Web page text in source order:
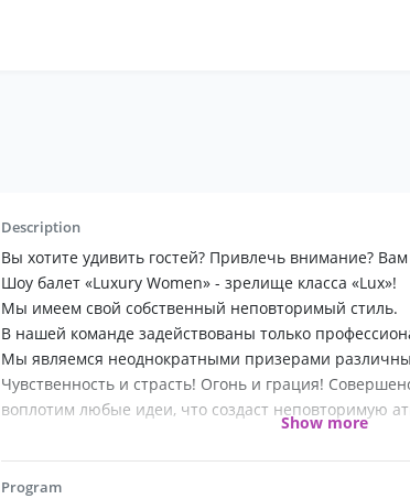
Description
Вы хотите удивить гостей? Привлечь внимание?
Шоу балет «Luxury Women» - зрелище класса «Lux»!
Мы имеем свой собственный неповторимый стиль.
В нашей команде задействованы только
Мы являемся неоднократными призерами
Чувственность и страсть! Огонь и грация!
воплотим любые идеи, что создаст неповторимую
В нашем репертуаре представлены следующие
- Греция;
Show more
Program